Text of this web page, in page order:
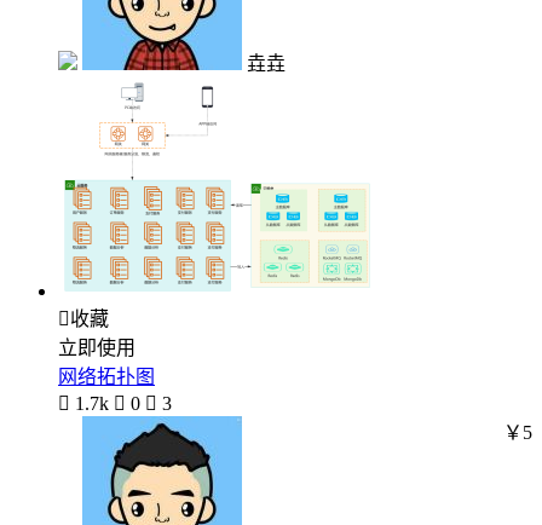
垚垚
收藏
立即使用
网络拓扑图
 1.7k  0  3
￥5